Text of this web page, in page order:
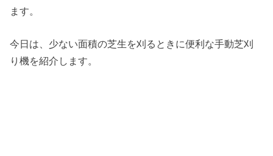
ます。
今日は、少ない面積の芝生を刈るときに便利な手動芝刈
り機を紹介します。